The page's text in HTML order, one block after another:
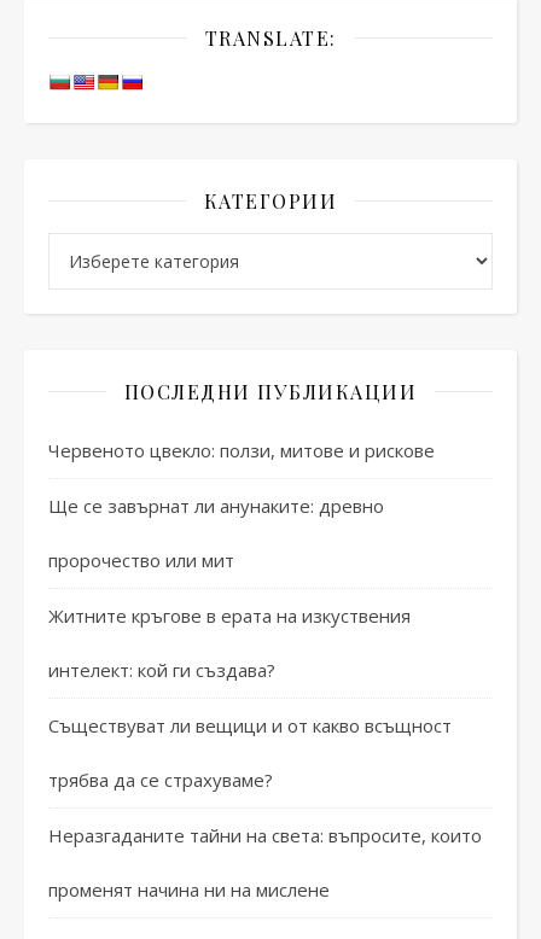
TRANSLATE:
КАТЕГОРИИ
ПОСЛЕДНИ ПУБЛИКАЦИИ
Червеното цвекло: ползи, митове и рискове
Ще се завърнат ли анунаките: древно
пророчество или мит
Житните кръгове в ерата на изкуствения
интелект: кой ги създава?
Съществуват ли вещици и от какво всъщност
трябва да се страхуваме?
Неразгаданите тайни на света: въпросите, които
променят начина ни на мислене